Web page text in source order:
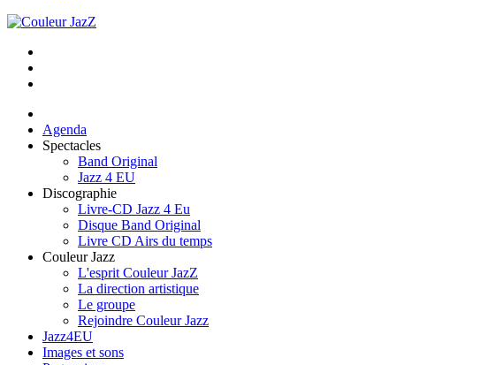
Agenda
Spectacles
Band Original
Jazz 4 EU
Discographie
Livre-CD Jazz 4 Eu
Disque Band Original
Livre CD Airs du temps
Couleur Jazz
L'esprit Couleur JazZ
La direction artistique
Le groupe
Rejoindre Couleur Jazz
Jazz4EU
Images et sons